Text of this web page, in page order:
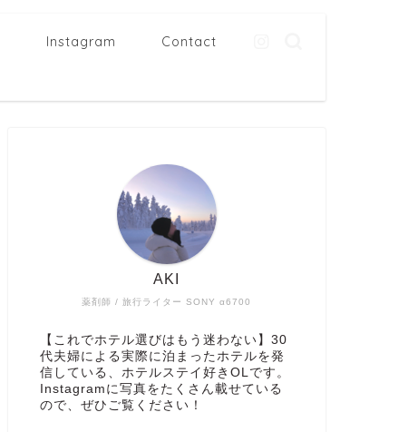
Instagram Contact
薬剤師 / 旅行ライター SONY α6700
AKI
【これでホテル選びはもう迷わない】30
代夫婦による実際に泊まったホテルを発
信している、ホテルステイ好きOLです。
Instagramに写真をたくさん載せている
ので、ぜひご覧ください！